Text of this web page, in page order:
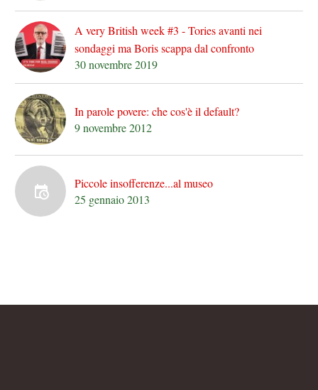
A very British week #3 - Tories avanti nei
sondaggi ma Boris scappa dal confronto
30 novembre 2019
In parole povere: che cos'è il default?
9 novembre 2012
Piccole insofferenze...al museo
25 gennaio 2013